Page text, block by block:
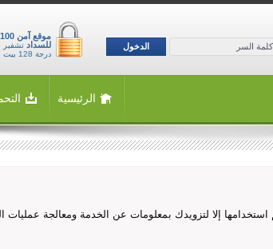
الدخول
للسداد تشفير
درجة 128 بيت
الرئيسية
استخدامها إلا لتزويدك بمعلومات عن الخدمة ومعالجة